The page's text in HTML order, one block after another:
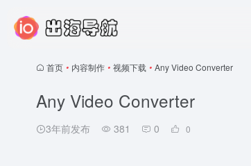
首页 • 内容制作 • 视频下载 • Any Video Converter
Any Video Converter
3年前发布 381 0 0